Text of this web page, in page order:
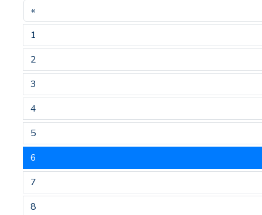
«
1
2
3
4
5
6
7
8